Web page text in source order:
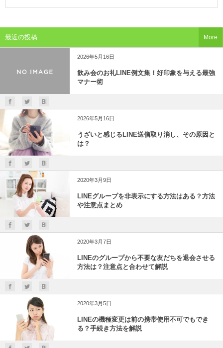
最近の投稿
2026年5月16日
飲み会のお礼LINE例文集！好印象を与える最強
マナー術
2026年5月16日
うざいと感じるLINE送信取り消し、その原因と
は？
2020年3月9日
LINEグループを非表示にする方法はある？方法
や注意点まとめ
2020年3月7日
LINEのグループから不要な友だちを退会させる
方法は？注意点と合わせて解説
2020年3月5日
LINEの機種変更は前の携帯使用不可でもでき
る？手続き方法を解説
More